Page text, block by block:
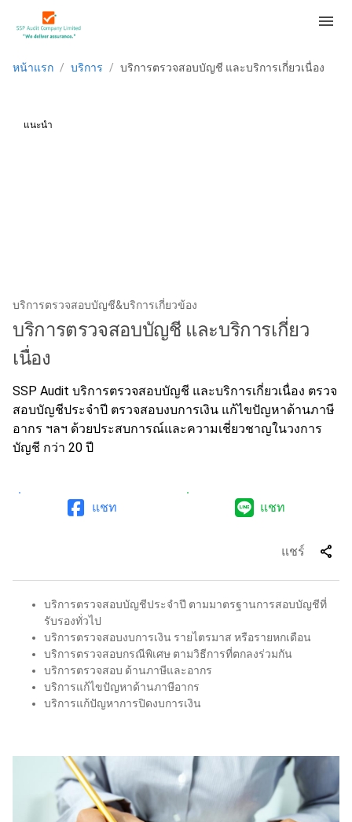
menu
หน้าแรก / บริการ / บริการตรวจสอบบัญชี และบริการเกี่ยวเนื่อง
แนะนำ
บริการตรวจสอบบัญชี&บริการเกี่ยวข้อง
บริการตรวจสอบบัญชี และบริการเกี่ยว
เนื่อง
SSP Audit บริการตรวจสอบบัญชี และบริการเกี่ยวเนื่อง ตรวจ
สอบบัญชีประจำปี ตรวจสอบงบการเงิน แก้ไขปัญหาด้านภาษี
อากร ฯลฯ ด้วยประสบการณ์และความเชี่ยวชาญในวงการ
บัญชี กว่า 20 ปี
แชท แชท
แชร์ share
บริการตรวจสอบบัญชีประจำปี ตามมาตรฐานการสอบบัญชีที่
รับรองทั่วไป
บริการตรวจสอบงบการเงิน รายไตรมาส หรือรายหกเดือน
บริการตรวจสอบกรณีพิเศษ ตามวิธีการที่ตกลงร่วมกัน
บริการตรวจสอบ ด้านภาษีและอากร
บริการแก้ไขปัญหาด้านภาษีอากร
บริการแก้ปัญหาการปิดงบการเงิน